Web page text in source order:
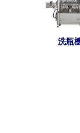
洗瓶